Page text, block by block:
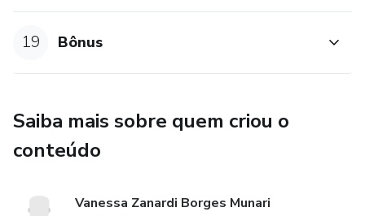
19 Bônus
Saiba mais sobre quem criou o
conteúdo
Vanessa Zanardi Borges Munari